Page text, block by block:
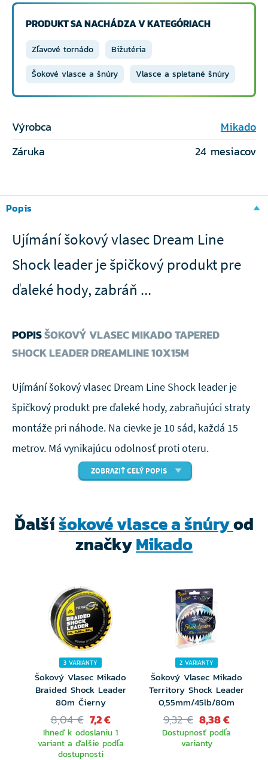
PRODUKT SA NACHÁDZA V KATEGÓRIACH
Zľavové tornádo
Bižutéria
Šokové vlasce a šnúry
Vlasce a spletané šnúry
Výrobca
Mikado
Záruka
24 mesiacov
Popis
Ujímání šokový vlasec Dream Line
Shock leader je špičkový produkt pre
ďaleké hody, zabráň ...
POPISŠOKOVÝ VLASEC MIKADO TAPERED
SHOCK LEADER DREAMLINE 10X15M
Ujímání šokový vlasec Dream Line Shock leader je
špičkový produkt pre ďaleké hody, zabraňujúci straty
montáže pri náhode. Na cievke je 10 sád, každá 15
metrov. Má vynikajúcu odolnosť proti oteru.
ZOBRAZIŤ CELÝ POPIS
Ďalšíšokové vlasce a šnúryod
značkyMikado
3 VARIANTY
Šokový Vlasec Mikado
Braided Shock Leader
80m Čierny
8,04 € 7,2 €
Ihneď k odoslaniu 1
variant a ďalšie podľa
dostupnosti
2 VARIANTY
Šokový Vlasec Mikado
Territory Shock Leader
0,55mm/45lb/80m
9,32 € 8,38 €
Dostupnosť podľa
varianty